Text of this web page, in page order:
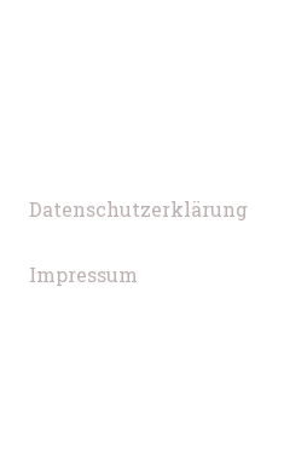
Datenschutzerklärung
Impressum